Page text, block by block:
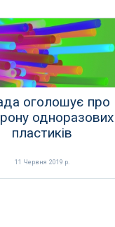
оголошує про
одноразових
пластиків
11 Червня 2019 р.